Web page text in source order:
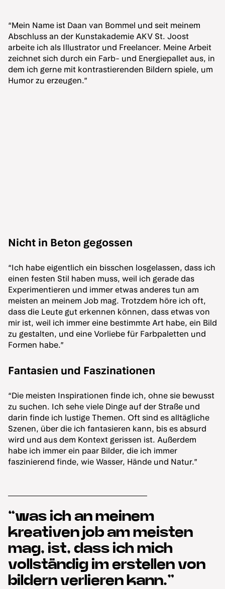
“Mein Name ist Daan van Bommel und seit meinem
Abschluss an der Kunstakademie AKV St. Joost
arbeite ich als Illustrator und Freelancer. Meine Arbeit
zeichnet sich durch ein Farb- und Energiepallet aus, in
dem ich gerne mit kontrastierenden Bildern spiele, um
Humor zu erzeugen.”
Nicht in Beton gegossen
“Ich habe eigentlich ein bisschen losgelassen, dass ich
einen festen Stil haben muss, weil ich gerade das
Experimentieren und immer etwas anderes tun am
meisten an meinem Job mag. Trotzdem höre ich oft,
dass die Leute gut erkennen können, dass etwas von
mir ist, weil ich immer eine bestimmte Art habe, ein Bild
zu gestalten, und eine Vorliebe für Farbpaletten und
Formen habe.”
Fantasien und Faszinationen
“Die meisten Inspirationen finde ich, ohne sie bewusst
zu suchen. Ich sehe viele Dinge auf der Straße und
darin finde ich lustige Themen. Oft sind es alltägliche
Szenen, über die ich fantasieren kann, bis es absurd
wird und aus dem Kontext gerissen ist. Außerdem
habe ich immer ein paar Bilder, die ich immer
faszinierend finde, wie Wasser, Hände und Natur.”
“was ich an meinem
kreativen job am meisten
mag, ist, dass ich mich
vollständig im erstellen von
bildern verlieren kann.”